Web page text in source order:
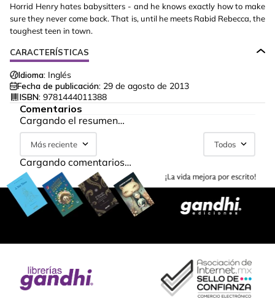
Horrid Henry hates babysitters - and he knows exactly how to make
sure they never come back. That is, until he meets Rabid Rebecca, the
toughest teen in town.
CARACTERÍSTICAS
Idioma: Inglés
Fecha de publicación: 29 de agosto de 2013
ISBN: 9781444011388
Comentarios
Cargando el resumen…
Más reciente Todos
Cargando comentarios…